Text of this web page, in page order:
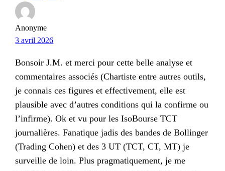
Anonyme
3 avril 2026
Bonsoir J.M. et merci pour cette belle analyse et
commentaires associés (Chartiste entre autres outils,
je connais ces figures et effectivement, elle est
plausible avec d’autres conditions qui la confirme ou
l’infirme). Ok et vu pour les IsoBourse TCT
journalières. Fanatique jadis des bandes de Bollinger
(Trading Cohen) et des 3 UT (TCT, CT, MT) je
surveille de loin. Plus pragmatiquement, je me